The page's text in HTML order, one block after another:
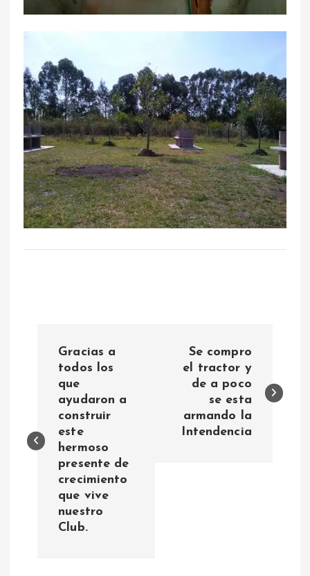
e
Gracias a
todos los
que
ayudaron a
construir
este
hermoso
presente de
crecimiento
que vive
nuestro
Club.
Se compro
el tractor y
de a poco
se esta
armando la
Intendencia